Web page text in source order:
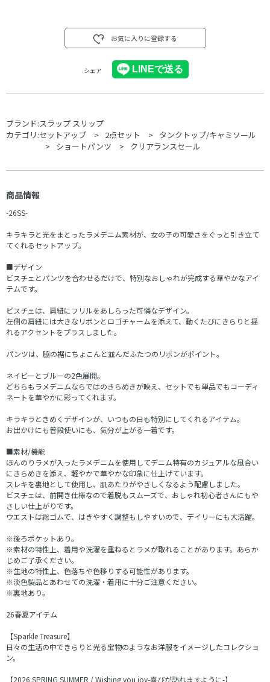
お気に入りに登録する
シェア
ブランド:スラップ スリップ
カテゴリ:セットアップ 2点セット
タンクトップ/キャミソール
ショートパンツ
クリアランスセール
商品情報
-26SS-
キラキラと光をまとったラメデニム素材が、女の子の可愛さをぐっと引き立て
てくれるセットアップ。
■デザイン
ビスチェとパンツを合わせるだけで、特別なおしゃれが完成する華やかなアイ
テムです。
ビスチェは、肩紐にフリルをあしらった可憐なデザイン。
左側の肩紐には大きなリボンとロゴチャームを添えて、動くたびにきらりと揺
れるアクセントをプラスしました。
パンツは、脇の裾にちょこんと並んだふたつのリボンがポイント。
ネイビーとブルーの2色展開。
どちらもラメデニムならではのきらめきが映え、セットでも単品でもコーディ
ネートを華やかに彩ってくれます。
キラキラときめくデザインが、いつもの日も特別にしてくれるアイテム。
お出かけにも普段使いにも、気分が上がる一着です。
■素材/機能
ほんのりラメが入ったラメデニムを使用してデニム特有のカジュアルな風合い
にきらめきを添え、軽やかで華やかな印象に仕上げています。
スレキを裏地として使用し、肌あたりがやさしくなるよう配慮しました。
ビスチェは、前開き仕様なので着脱もスムーズで、おしゃれ初心者さんにもや
さしい仕上がりです。
ウエストは総ゴムで、はきやすく調整もしやすいので、デイリーにも大活躍。
※後ろポケットあり。
※素材の特性上、着用や洗濯を重ねるとラメが取れることがあります。あらか
じめご了承ください。
※生地の特性上、色落ちや色移りする可能性があります。
※淡色製品とあわせての洗濯・着用に十分ご注意ください。
※裏地あり。
26春夏アイテム
【Sparkle Treasure】
日々の生活の中できらりと光る宝物のようなお洋服をイメージしたコレクショ
ン。
【2026 SPRING SUMMER / Wishing you joy-喜びが訪れますように-】